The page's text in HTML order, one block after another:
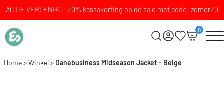
ACTIE VERLENGD: 20% kassakorting op de sale met code: zomer20
0
Home>Winkel> Danebusiness Midseason Jacket – Beige